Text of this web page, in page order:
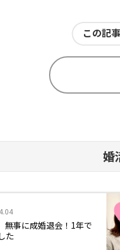
この記
婚
無事に成婚退会！1年で
た